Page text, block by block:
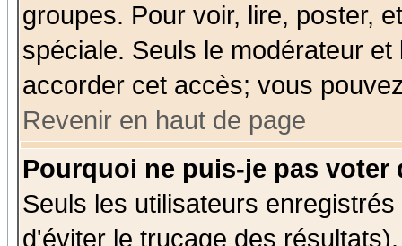
groupes. Pour voir, lire, poster,
spéciale. Seuls le modérateur
accorder cet accès; vous
Revenir en haut de page
Pourquoi ne puis-je pas voter
Seuls les utilisateurs
d'éviter le trucage des